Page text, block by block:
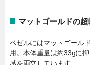
マットゴールドの
ベゼルにはマットゴール
用。本体重量は約33gに
感を両立しています。